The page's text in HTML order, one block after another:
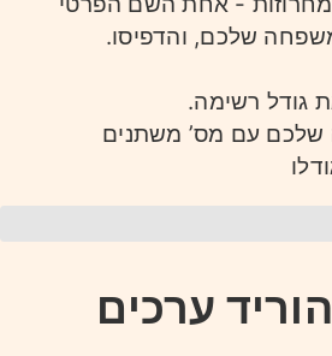
שלכם, והדפיסו.
גודל רשימה.
עם מס’ משתנים
arr = [1, 2, 3
]
sum
= arr[0] + arr[1] + ערכים